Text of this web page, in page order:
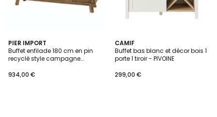
PIER IMPORT
Buffet enfilade 180 cm en pin
recyclé style campagne
934,00 €
CAMIF
Buffet bas blanc et décor bois 1
porte 1 tiroir - PIVOINE
299,00 €